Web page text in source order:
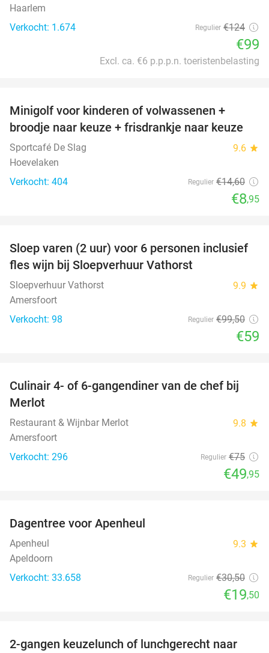
Haarlem
Verkocht: 1.674
Regulier €124
€99
Excl. ca. €6 p.p.p.n. toeristenbelasting
Minigolf voor kinderen of volwassenen +
broodje naar keuze + frisdrankje naar keuze
Sportcafé De Slag 9.6 star
Hoevelaken
Verkocht: 404
Regulier €14,60
€8,95
41%
Sloep varen (2 uur) voor 6 personen inclusief
fles wijn bij Sloepverhuur Vathorst
Sloepverhuur Vathorst 9.9 star
Amersfoort
Verkocht: 98
Regulier €99,50
€59
33%
Culinair 4- of 6-gangendiner van de chef bij
Merlot
Restaurant & Wijnbar Merlot 9.8 star
Amersfoort
Verkocht: 296
Regulier €75
€49,95
Dagentree voor Apenheul
Apenheul 9.3 star
Apeldoorn
Verkocht: 33.658
Regulier €30,50
€19,50
39%
2-gangen keuzelunch of lunchgerecht naar